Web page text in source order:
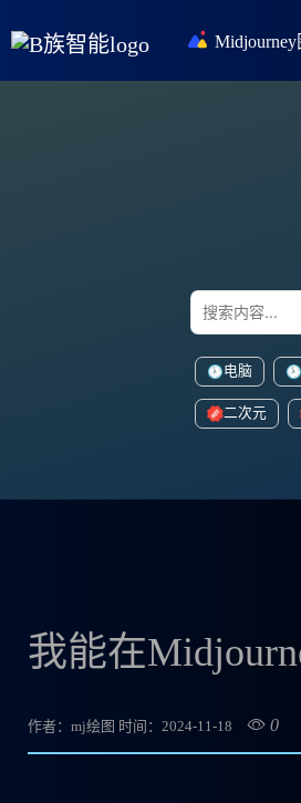
电脑
二次元
我能在
作者：mj绘图 时间：2024-11-18 0